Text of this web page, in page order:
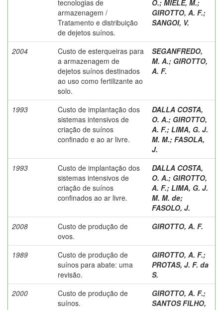
tecnologias de
armazenagem /
Tratamento e distribuição
de dejetos suínos.
O.; MIELE, M.;
GIROTTO, A. F.;
SANGOI, V.
2004
Custo de esterqueiras para
a armazenagem de
dejetos suínos destinados
ao uso como fertilizante ao
solo.
SEGANFREDO,
M. A.; GIROTTO,
A. F.
1993
Custo de implantação dos
sistemas intensivos de
criação de suínos
confinado e ao ar livre.
DALLA COSTA,
O. A.; GIROTTO,
A. F.; LIMA, G. J.
M. M.; FASOLA,
J.
1993
Custo de implantação dos
sistemas intensivos de
criação de suínos
confinados ao ar livre.
DALLA COSTA,
O. A.; GIROTTO,
A. F.; LIMA, G. J.
M. M. de;
FASOLO, J.
2008
Custo de produção de
ovos.
GIROTTO, A. F.
1989
Custo de produção de
suínos para abate: uma
revisão.
GIROTTO, A. F.;
PROTAS, J. F. da
S.
2000
Custo de produção de
suínos.
GIROTTO, A. F.;
SANTOS FILHO,